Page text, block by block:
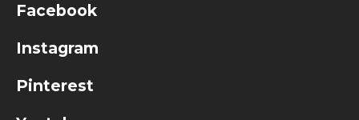
Facebook
Instagram
Pinterest